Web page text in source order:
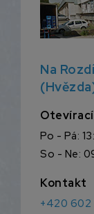
Na
Po - Pá:
So - Ne:
Kontakt
+420